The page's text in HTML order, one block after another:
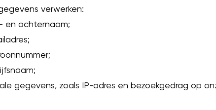
verwerken:
en achternaam;
gegevens, zoals IP-adres en bezoekgedrag op